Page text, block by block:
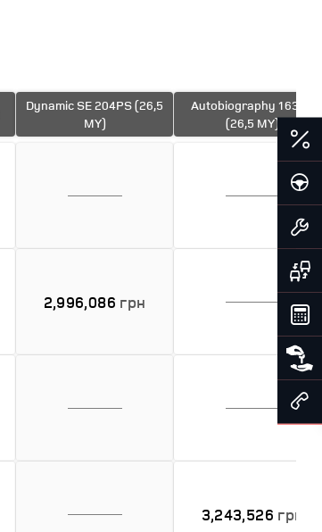
Dynamic SE 204PS (26,5
MY)
Autobiography 163PS
(26,5 MY)
2,996,086 грн
3,243,526 грн